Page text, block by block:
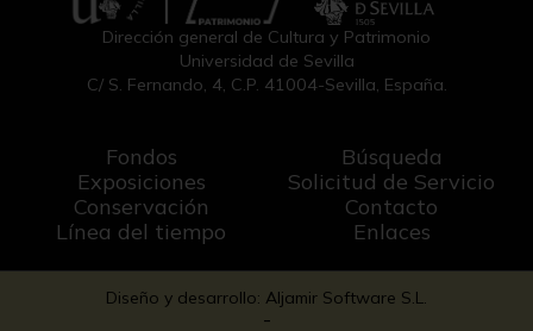
Dirección general de Cultura y Patrimonio
Universidad de Sevilla
C/ S. Fernando, 4, C.P. 41004-Sevilla, España.
Fondos
Exposiciones
Conservación
Línea del tiempo
Búsqueda
Solicitud de Servicio
Contacto
Enlaces
Diseño y desarrollo: Aljamir Software S.L.
-